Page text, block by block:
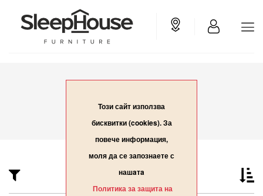
Този сайт използва
бисквитки (cookies). За
повече информация,
моля да се запознаете с
нашaтa
Политика за защита на